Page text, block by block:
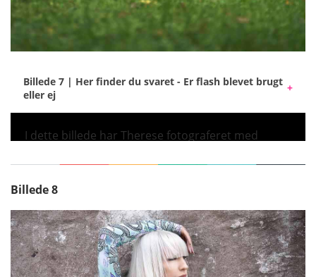
Billede 7 | Her finder du svaret - Er flash blevet brugt
eller ej
I dette billede har Therese fotograferet med
Blitzlyset fremhæver familien fra baggrunden og
fjerner det grønne skær, som græsset giver
Billede 8